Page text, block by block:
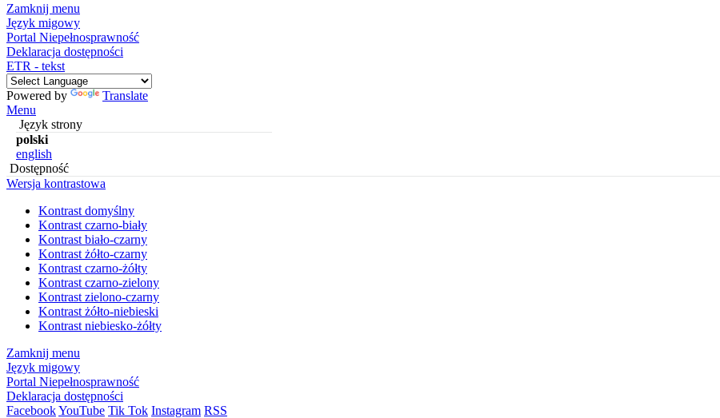
Zamknij menu
Język migowy
Portal Niepełnosprawność
Deklaracja dostępności
ETR - tekst
Powered by
Translate
Menu
Język strony
polski
english
Dostępność
Wersja kontrastowa
Kontrast domyślny
Kontrast czarno-biały
Kontrast biało-czarny
Kontrast żółto-czarny
Kontrast czarno-żółty
Kontrast czarno-zielony
Kontrast zielono-czarny
Kontrast żółto-niebieski
Kontrast niebiesko-żółty
Zamknij menu
Język migowy
Portal Niepełnosprawność
Deklaracja dostępności
FacebookYouTube Tik Tok Instagram RSS